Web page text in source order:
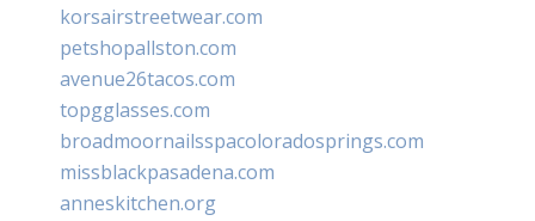
korsairstreetwear.com
petshopallston.com
avenue26tacos.com
topgglasses.com
broadmoornailsspacoloradosprings.com
missblackpasadena.com
anneskitchen.org